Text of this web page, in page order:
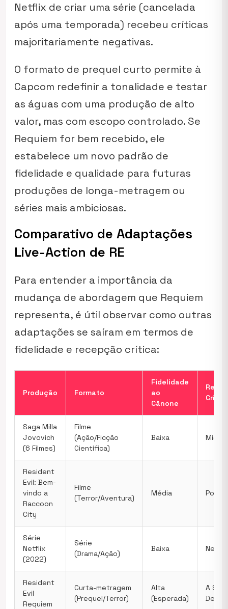
Netflix de criar uma série (cancelada
após uma temporada) recebeu críticas
majoritariamente negativas.
O formato de prequel curto permite à
Capcom redefinir a tonalidade e testar
as águas com uma produção de alto
valor, mas com escopo controlado. Se
Requiem for bem recebido, ele
estabelece um novo padrão de
fidelidade e qualidade para futuras
produções de longa-metragem ou
séries mais ambiciosas.
Comparativo de Adaptações
Live-Action de RE
Para entender a importância da
mudança de abordagem que Requiem
representa, é útil observar como outras
adaptações se saíram em termos de
fidelidade e recepção crítica:
Produção Formato
Fidelidade
ao
Cânone
Saga Milla
Jovovich
(6 Filmes)
Filme
(Ação/Ficção
Científica)
Baixa Mista/
Resident
Evil: Bem-
vindo a
Raccoon
City
Filme
(Terror/Aventura)
Média Pobre
Série
Netflix
(2022)
Série
(Drama/Ação)
Baixa
Resident
Evil
Requiem
Curta-metragem
(Prequel/Terror)
Alta
(Esperada)
A Ser